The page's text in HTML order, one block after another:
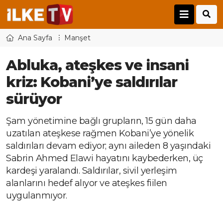
Ana Sayfa Manşet
Abluka, ateşkes ve insani
kriz: Kobani’ye saldırılar
sürüyor
Şam yönetimine bağlı grupların, 15 gün daha
uzatılan ateşkese rağmen Kobani’ye yönelik
saldırıları devam ediyor; aynı aileden 8 yaşındaki
Sabrin Ahmed Elawi hayatını kaybederken, üç
kardeşi yaralandı. Saldırılar, sivil yerleşim
alanlarını hedef alıyor ve ateşkes fiilen
uygulanmıyor.